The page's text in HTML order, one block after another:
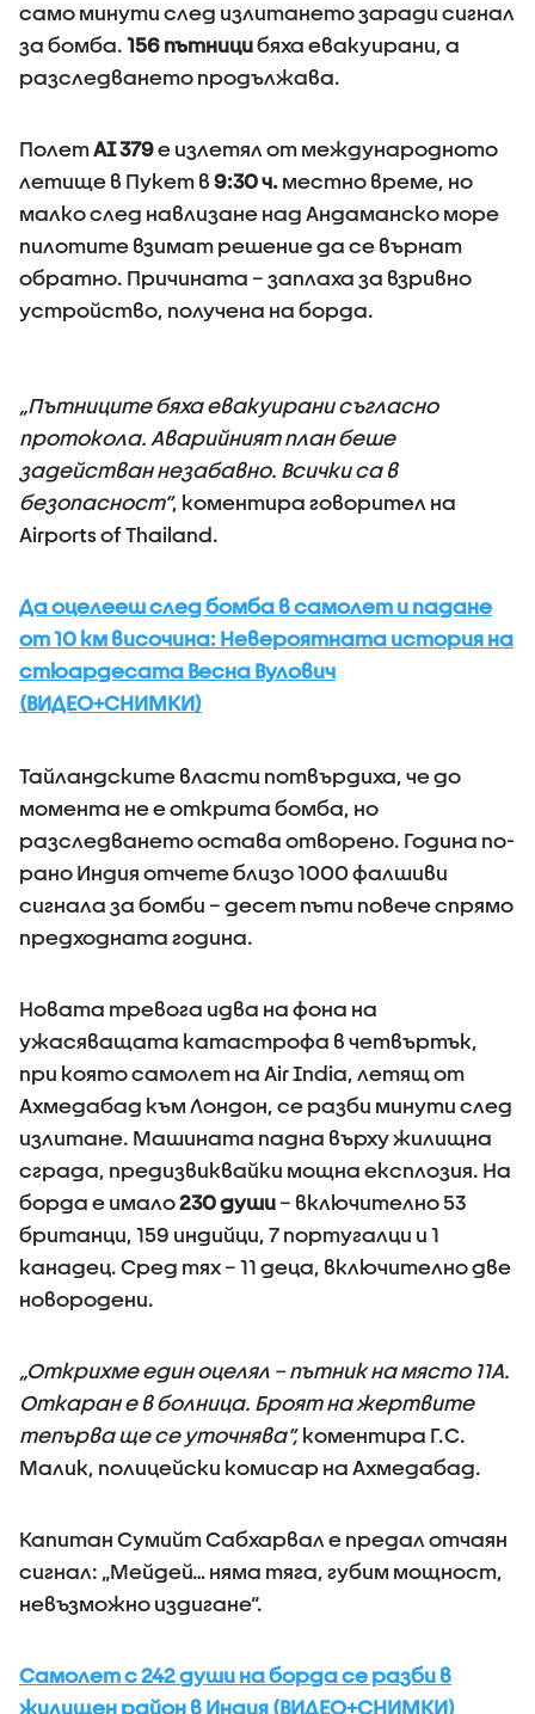
само минути след излитането заради сигнал
за бомба. 156 пътницибяха евакуирани, а
разследването продължава.
ПолетAI 379е излетял от международното
летище в Пукет в 9:30 ч. местно време, но
малко след навлизане над Андаманско море
пилотите взимат решение да се върнат
обратно. Причината – заплаха за взривно
устройство, получена на борда.
„Пътниците бяха евакуирани съгласно
протокола. Аварийният план беше
задействан незабавно. Всички са в
безопасност“, коментира говорител на
Airports of Thailand.
Да оцелееш след бомба в самолет и падане
от 10 км височина: Невероятната история на
стюардесата Весна Вулович
(ВИДЕО+СНИМКИ)
Тайландските власти потвърдиха, че до
момента не е открита бомба, но
разследването остава отворено. Година по-
рано Индия отчете близо 1000 фалшиви
сигнала за бомби – десет пъти повече спрямо
предходната година.
Новата тревога идва на фона на
ужасяващата катастрофа в четвъртък,
при която самолет на Air India, летящ от
Ахмедабад към Лондон, се разби минути след
излитане. Машината падна върху жилищна
сграда, предизвиквайки мощна експлозия. На
борда е имало230 души – включително 53
британци, 159 индийци, 7 португалци и 1
канадец. Сред тях – 11 деца, включително две
новородени.
„Открихме един оцелял – пътник на място 11A.
Откаран е в болница. Броят на жертвите
тепърва ще се уточнява“, коментира Г.С.
Малик, полицейски комисар на Ахмедабад.
Капитан Сумийт Сабхарвал е предал отчаян
сигнал: „Мейдей… няма тяга, губим мощност,
невъзможно издигане“.
Самолет с 242 души на борда се разби в
жилищен район в Индия (ВИДЕО+СНИМКИ)